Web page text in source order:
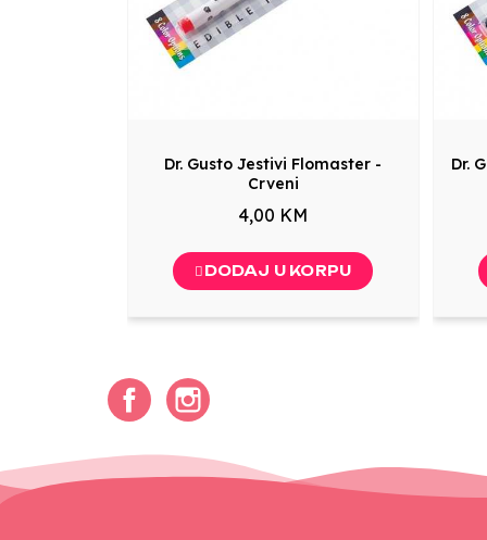
Dr. Gusto Jestivi Flomaster -
Crveni
4,00 KM
DODAJ U KORPU
Dr.
Facebook